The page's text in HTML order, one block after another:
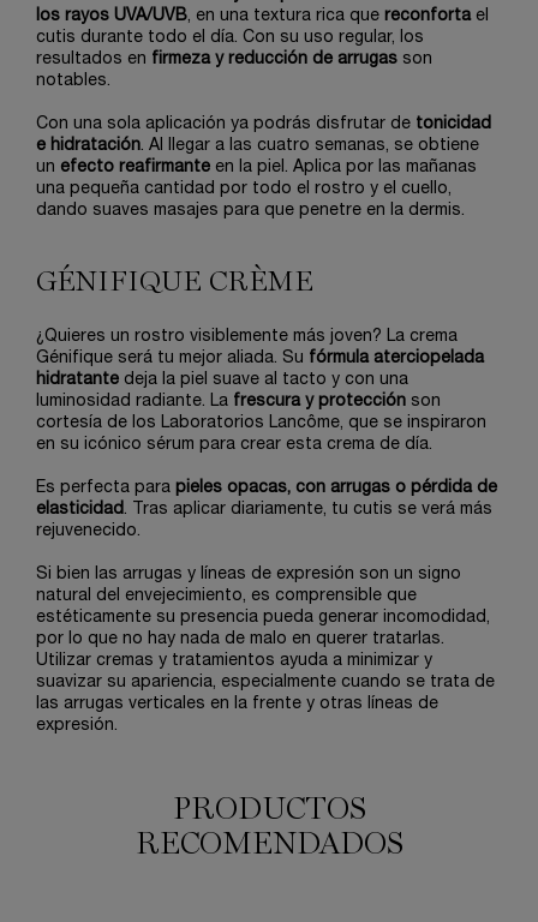
los rayos UVA/UVB , en una textura rica que reconfortael
cutis durante todo el día. Con su uso regular, los
resultados en firmeza y reducción de arrugas son
notables.
Con una sola aplicación ya podrás disfrutar de tonicidad
e hidratación . Al llegar a las cuatro semanas, se obtiene
un efecto reafirmante en la piel. Aplica por las mañanas
una pequeña cantidad por todo el rostro y el cuello,
dando suaves masajes para que penetre en la dermis.
GÉNIFIQUE CRÈME
¿Quieres un rostro visiblemente más joven? La crema
Génifique será tu mejor aliada. Su fórmula aterciopelada
hidratante deja la piel suave al tacto y con una
luminosidad radiante. La frescura y protección son
cortesía de los Laboratorios Lancôme, que se inspiraron
en su icónico sérum para crear esta crema de día.
Es perfecta para pieles opacas, con arrugas o pérdida de
elasticidad
. Tras aplicar diariamente, tu cutis se verá más
rejuvenecido.
Si bien las arrugas y líneas de expresión son un signo
natural del envejecimiento, es comprensible que
estéticamente su presencia pueda generar incomodidad,
por lo que no hay nada de malo en querer tratarlas.
Utilizar cremas y tratamientos ayuda a minimizar y
suavizar su apariencia, especialmente cuando se trata de
las arrugas verticales en la frente y otras líneas de
expresión.
PRODUCTOS
RECOMENDADOS